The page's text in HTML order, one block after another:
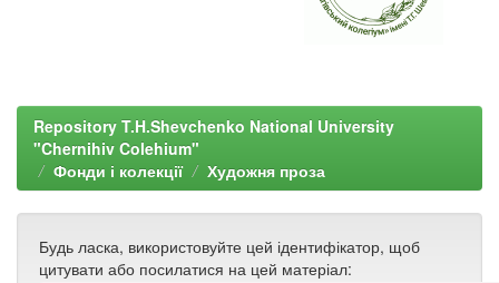
Repository T.H.Shevchenko National University
"Chernihiv Colehium"
Фонди і колекції
Художня проза
Будь ласка, використовуйте цей ідентифікатор, щоб
цитувати або посилатися на цей матеріал: